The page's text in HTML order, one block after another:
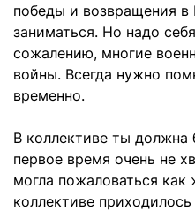
победы и возвращения в
заниматься. Но надо
сожалению, многие
войны. Всегда нужно
временно.
В коллективе ты должна
первое время очень не
могла пожаловаться
коллективе